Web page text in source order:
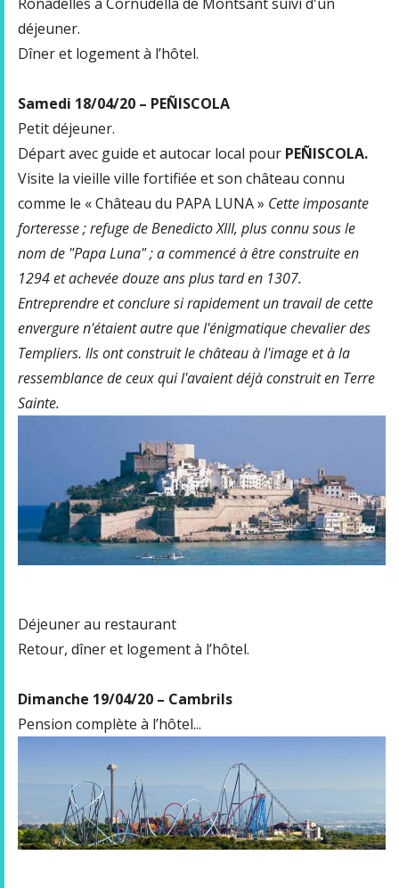
déjeuner.
Dîner et logement à l’hôtel.
Samedi 18/04/20 – PEÑISCOLA
Petit déjeuner.
Départ avec guide et autocar local pour PEÑISCOLA.
Visite la vieille ville fortifiée et son château connu
comme le « Château du PAPA LUNA » Cette imposante
forteresse ; refuge de Benedicto XIII, plus connu sous le
nom de "Papa Luna" ; a commencé à être construite en
1294 et achevée douze ans plus tard en 1307.
Entreprendre et conclure si rapidement un travail de cette
envergure n'étaient autre que l'énigmatique chevalier des
Templiers. Ils ont construit le château à l'image et à la
ressemblance de ceux qui l'avaient déjà construit en Terre
Sainte.
Déjeuner au restaurant
Retour, dîner et logement à l’hôtel.
Dimanche 19/04/20 – Cambrils
Pension complète à l’hôtel...